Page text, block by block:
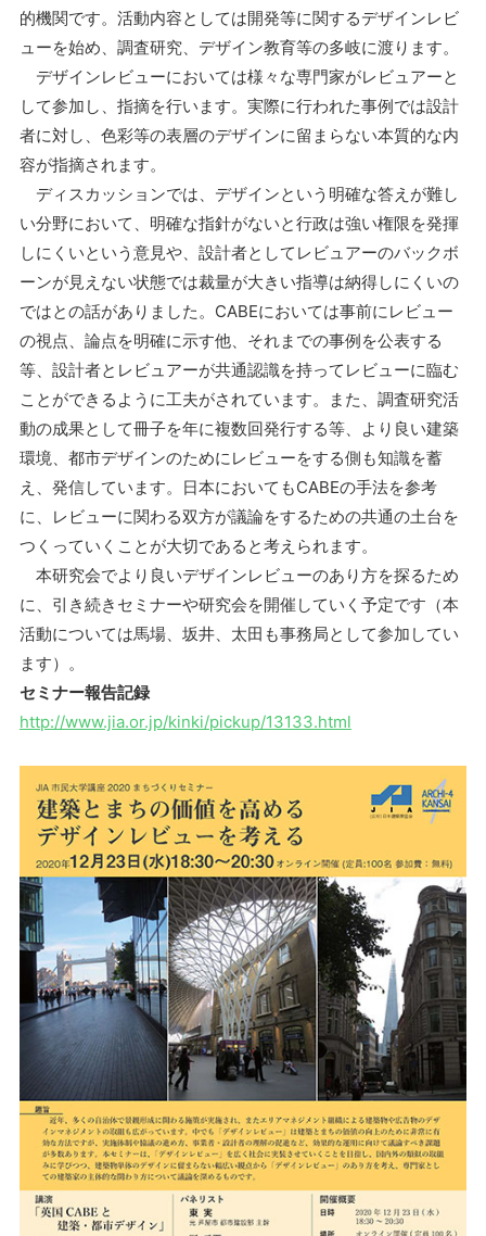
的機関です。活動内容としては開発等に関するデザインレビ
ューを始め、調査研究、デザイン教育等の多岐に渡ります。
デザインレビューにおいては様々な専門家がレビュアーと
して参加し、指摘を行います。実際に行われた事例では設計
者に対し、色彩等の表層のデザインに留まらない本質的な内
容が指摘されます。
ディスカッションでは、デザインという明確な答えが難し
い分野において、明確な指針がないと行政は強い権限を発揮
しにくいという意見や、設計者としてレビュアーのバックボ
ーンが見えない状態では裁量が大きい指導は納得しにくいの
ではとの話がありました。CABEにおいては事前にレビュー
の視点、論点を明確に示す他、それまでの事例を公表する
等、設計者とレビュアーが共通認識を持ってレビューに臨む
ことができるように工夫がされています。また、調査研究活
動の成果として冊子を年に複数回発行する等、より良い建築
環境、都市デザインのためにレビューをする側も知識を蓄
え、発信しています。日本においてもCABEの手法を参考
に、レビューに関わる双方が議論をするための共通の土台を
つくっていくことが大切であると考えられます。
本研究会でより良いデザインレビューのあり方を探るため
に、引き続きセミナーや研究会を開催していく予定です（本
活動については馬場、坂井、太田も事務局として参加してい
ます）。
セミナー報告記録
http://www.jia.or.jp/kinki/pickup/13133.html